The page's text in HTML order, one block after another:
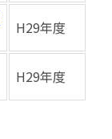
H29年度
H29年度